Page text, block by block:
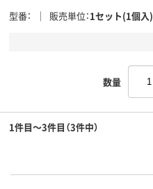
型番 販売単位 1セット(1個入)
数量
1件目～3件目（3件中）